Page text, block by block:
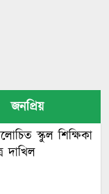
জনপ্রিয়
স্কুল শিক্ষিকা
দাখিল